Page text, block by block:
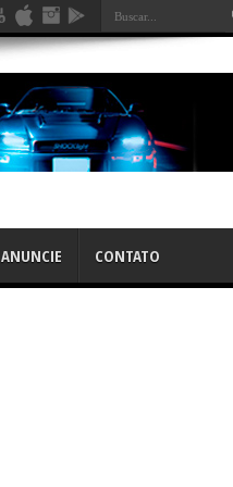
ANUNCIE CONTATO